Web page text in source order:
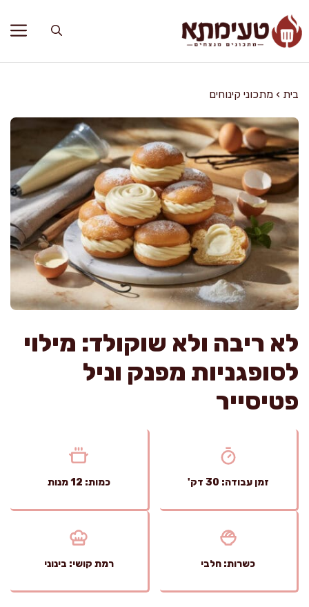
לתוכן
בית › מתכוני קינוחים
לא ריבה ולא שוקולד: מילוי
לסופגניות מפנק וניל
פטיסייר
זמן עבודה: 30 דק' כמות: 12 מנות
כשרות: חלבי רמת קושי: בינוני